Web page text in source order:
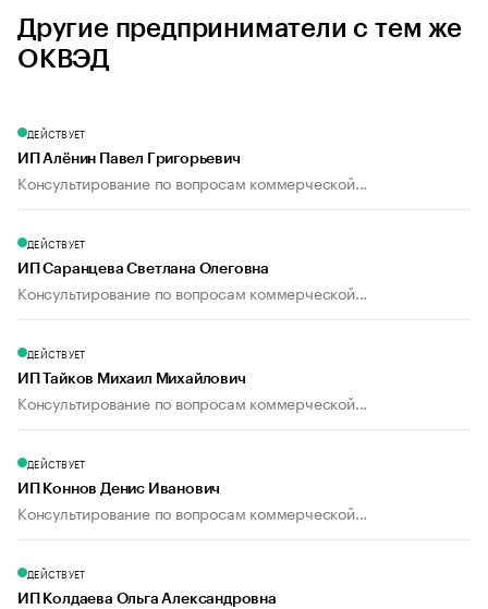
Другие предприниматели с тем же
ОКВЭД
ДЕЙСТВУЕТ
ИП Алёнин Павел Григорьевич
Консультирование по вопросам коммерческой...
ДЕЙСТВУЕТ
ИП Саранцева Светлана Олеговна
Консультирование по вопросам коммерческой...
ДЕЙСТВУЕТ
ИП Тайков Михаил Михайлович
Консультирование по вопросам коммерческой...
ДЕЙСТВУЕТ
ИП Коннов Денис Иванович
Консультирование по вопросам коммерческой...
ДЕЙСТВУЕТ
ИП Колдаева Ольга Александровна